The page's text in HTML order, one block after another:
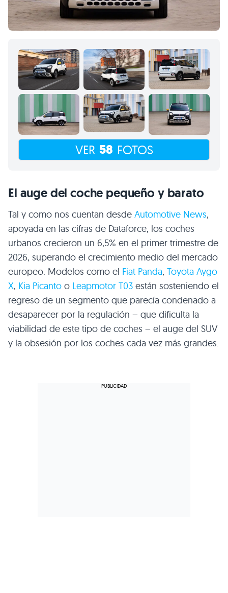
VER 58 FOTOS
El auge del coche pequeño y barato
Tal y como nos cuentan desde Automotive News,
apoyada en las cifras de Dataforce, los coches
urbanos crecieron un 6,5% en el primer trimestre de
2026, superando el crecimiento medio del mercado
europeo. Modelos como el Fiat Panda, Toyota Aygo
X, Kia Picanto o Leapmotor T03 están sosteniendo el
regreso de un segmento que parecía condenado a
desaparecer por la regulación – que dificulta la
viabilidad de este tipo de coches – el auge del SUV
y la obsesión por los coches cada vez más grandes.